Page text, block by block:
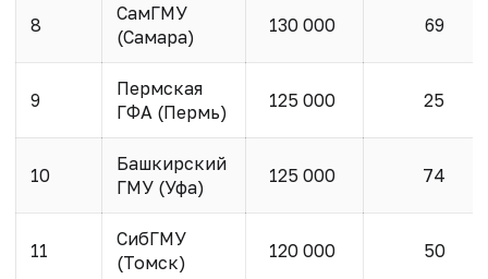
8
СамГМУ
(Самара)
130 000 69
9
Пермская
ГФА (Пермь)
125 000 25
10
Башкирский
ГМУ (Уфа)
125 000 74
11
СибГМУ
(Томск)
120 000 50